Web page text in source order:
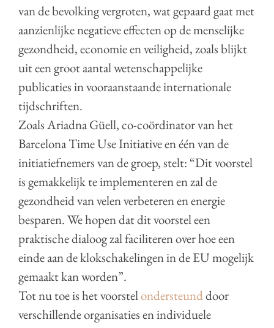
van de bevolking vergroten, wat gepaard gaat met
aanzienlijke negatieve effecten op de menselijke
gezondheid, economie en veiligheid, zoals blijkt
uit een groot aantal wetenschappelijke
publicaties in vooraanstaande internationale
tijdschriften.
Zoals Ariadna Güell, co-coördinator van het
Barcelona Time Use Initiative en één van de
initiatiefnemers van de groep, stelt: “Dit voorstel
is gemakkelijk te implementeren en zal de
gezondheid van velen verbeteren en energie
besparen. We hopen dat dit voorstel een
praktische dialoog zal faciliteren over hoe een
einde aan de klokschakelingen in de EU mogelijk
gemaakt kan worden”.
Tot nu toe is het voorstelondersteunddoor
verschillende organisaties en individuele